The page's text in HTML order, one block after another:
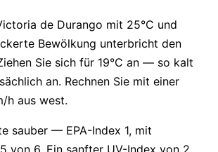
de Durango mit 25°C und
Bewölkung unterbricht den
Sie sich für 19°C an — so kalt
an. Rechnen Sie mit einer
h aus west.
sauber — EPA-Index 1, mit
von 6. Ein sanfter UV-Index von 2